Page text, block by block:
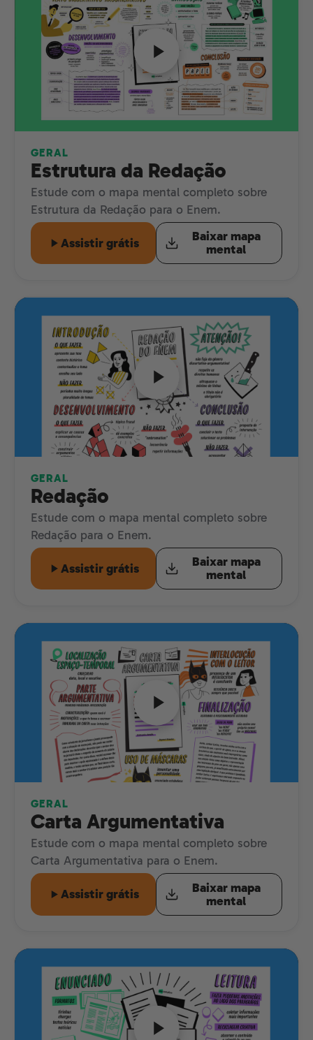
GERAL
Estrutura da Redação
Estude com o mapa mental completo sobre
Estrutura da Redação para o Enem.
Assistir grátis
Baixar mapa
mental
GERAL
Redação
Estude com o mapa mental completo sobre
Redação para o Enem.
Assistir grátis
Baixar mapa
mental
GERAL
Carta Argumentativa
Estude com o mapa mental completo sobre
Carta Argumentativa para o Enem.
Assistir grátis
Baixar mapa
mental